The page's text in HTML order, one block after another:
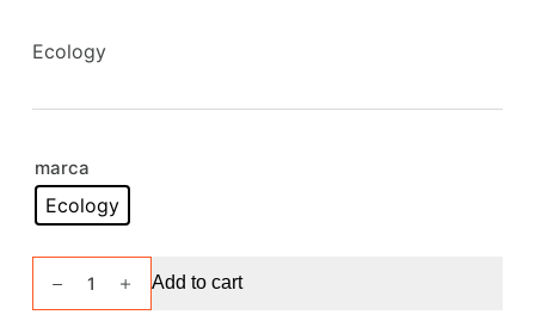
Ecology
marca
Ecology
Ecology
Add to cart